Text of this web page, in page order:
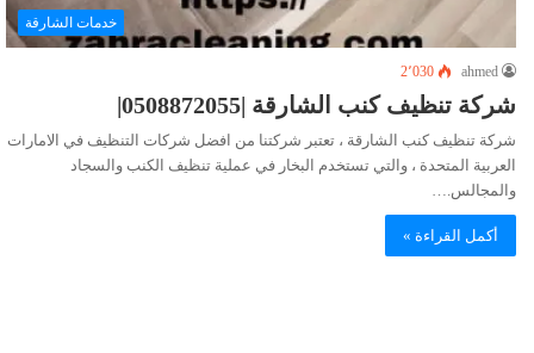
خدمات الشارقة
ahmed 2٬030
شركة تنظيف كنب الشارقة |0508872055|
شركة تنظيف كنب الشارقة ، تعتبر شركتنا من افضل شركات التنظيف في الامارات
العربية المتحدة ، والتي تستخدم البخار في عملية تنظيف الكنب والسجاد
والمجالس.…
أكمل القراءة »